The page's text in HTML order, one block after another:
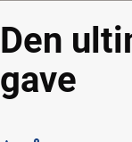
Den
gave